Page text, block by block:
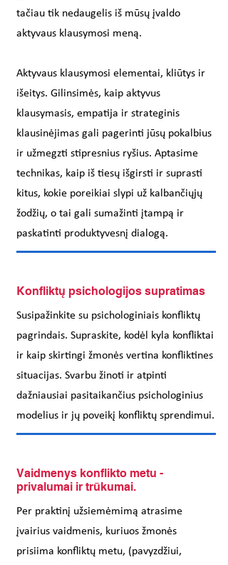
tačiau tik nedaugelis iš mūsų įvaldo
aktyvaus klausymosi meną.
Aktyvaus klausymosi elementai, kliūtys ir
išeitys. Gilinsimės, kaip aktyvus
klausymasis, empatija ir strateginis
klausinėjimas gali pagerinti jūsų pokalbius
ir užmegzti stipresnius ryšius. Aptasime
technikas, kaip iš tiesų išgirsti ir suprasti
kitus, kokie poreikiai slypi už kalbančiųjų
žodžių, o tai gali sumažinti įtampą ir
paskatinti produktyvesnį dialogą.
Konfliktų psichologijos supratimas
Susipažinkite su psichologiniais konfliktų
pagrindais. Supraskite, kodėl kyla konfliktai
ir kaip skirtingi žmonės vertina konfliktines
situacijas. Svarbu žinoti ir atpinti
dažniausiai pasitaikančius psichologinius
modelius ir jų poveikį konfliktų sprendimui.
Vaidmenys konflikto metu -
privalumai ir trūkumai.
Per praktinį užsiemėmimą atrasime
įvairius vaidmenis, kuriuos žmonės
prisiima konfliktų metu, (pavyzdžiui,